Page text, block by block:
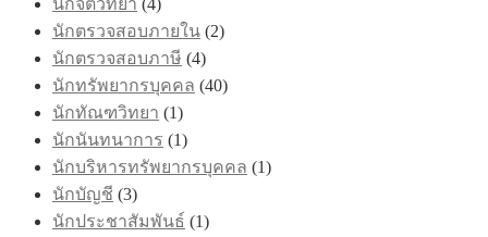
นักจิตวิทยา (4)
นักตรวจสอบภายใน (2)
นักตรวจสอบภาษี (4)
นักทรัพยากรบุคคล (40)
นักทัณฑวิทยา (1)
นักนันทนาการ (1)
นักบริหารทรัพยากรบุคคล (1)
นักบัญชี (3)
นักประชาสัมพันธ์ (1)